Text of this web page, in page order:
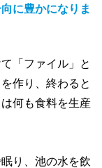
に豊かになりま
「ファイル」と
作り、終わると
何も食料を生産
り、池の水を飲